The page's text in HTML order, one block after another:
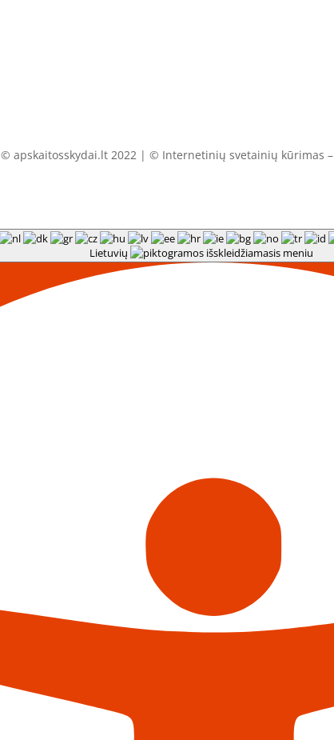
© apskaitosskydai.lt 2022 | © Internetinių svetainių kūrimas –
Lietuvių